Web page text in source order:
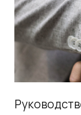
В блоге выходят разборы
Telegram-канале —
поступления и закулисье
Подписывайтесь, чтобы
А если читать надоело
заходите в каталог. Там
потрогать и примерить.